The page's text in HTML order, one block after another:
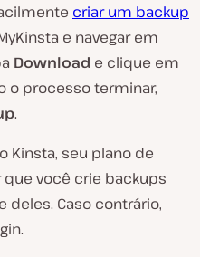
criar um backup
e navegar em
Download e clique em
o processo terminar,
.
Kinsta, seu plano de
você crie backups
deles. Caso contrário,